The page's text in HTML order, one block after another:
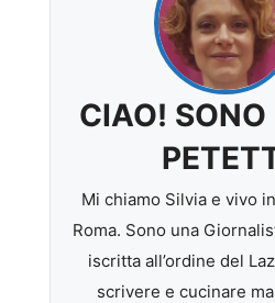
CIAO! SONO
Mi chiamo Silvia e vivo
Roma. Sono una
iscritta all’ordine del
scrivere e cucinare